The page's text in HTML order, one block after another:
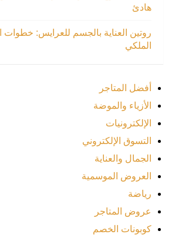
هادئ
روتين العناية بالجسم للعرايس: خطوات
الملكي
أفضل المتاجر
الأزياء والموضة
الإلكترونيات
التسوق الإلكتروني
الجمال والعناية
العروض الموسمية
رياضة
عروض المتاجر
كوبونات الخصم